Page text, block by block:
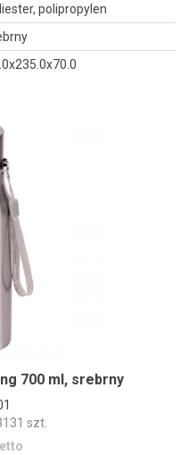
polipropylen
700 ml, srebrny
szt.